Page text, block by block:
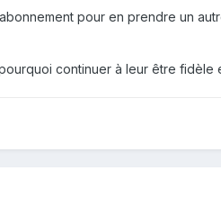
pour en prendre un
continuer à leur être fidèle